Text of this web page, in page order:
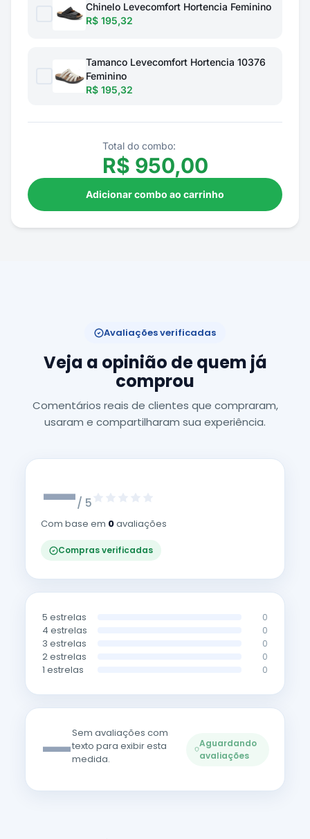
Chinelo Levecomfort Hortencia Feminino
R$ 195,32
Tamanco Levecomfort Hortencia 10376
Feminino
R$ 195,32
Total do combo:
R$ 950,00
Adicionar combo ao carrinho
Avaliações verificadas
Veja a opinião de quem já
comprou
Comentários reais de clientes que compraram,
usaram e compartilharam sua experiência.
—/ 5
Com base em 0avaliações
Compras verificadas
5 estrelas 0
4 estrelas 0
3 estrelas 0
2 estrelas 0
1 estrelas 0
—Sem avaliações com
texto para exibir esta
medida.
Aguardando
avaliações